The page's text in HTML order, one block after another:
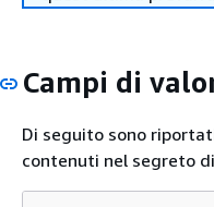
Campi di
Di seguito sono
contenuti nel segreto